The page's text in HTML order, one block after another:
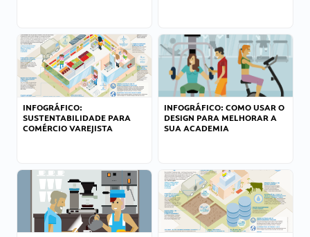
INFOGRÁFICO:
SUSTENTABILIDADE PARA
COMÉRCIO VAREJISTA
INFOGRÁFICO: COMO USAR O
DESIGN PARA MELHORAR A
SUA ACADEMIA